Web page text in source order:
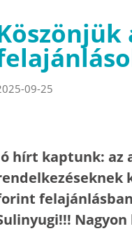
09-25
hírt kaptunk: az